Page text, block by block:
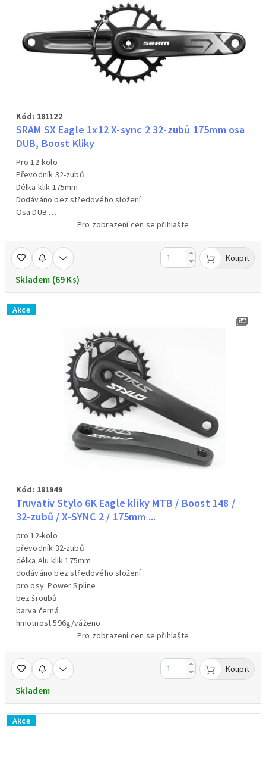
Kód: 181122
SRAM SX Eagle 1x12 X-sync 2 32-zubů 175mm osa
DUB, Boost Kliky
Pro 12-kolo
Převodník 32-zubů
Délka klik 175mm
Dodáváno bez středového složení
Osa DUB
Pro zobrazení cen se přihlašte
Skladem (69 Ks)
Koupit
Akce
Kód: 181949
Truvativ Stylo 6K Eagle kliky MTB / Boost 148 /
32-zubů / X-SYNC 2 / 175mm ...
pro 12-kolo
převodník 32-zubů
délka Alu klik 175mm
dodáváno bez středového složení
pro osy Power Spline
bez šroubů
barva černá
hmotnost 596g/váženo
Pro zobrazení cen se přihlašte
Skladem
Koupit
Akce